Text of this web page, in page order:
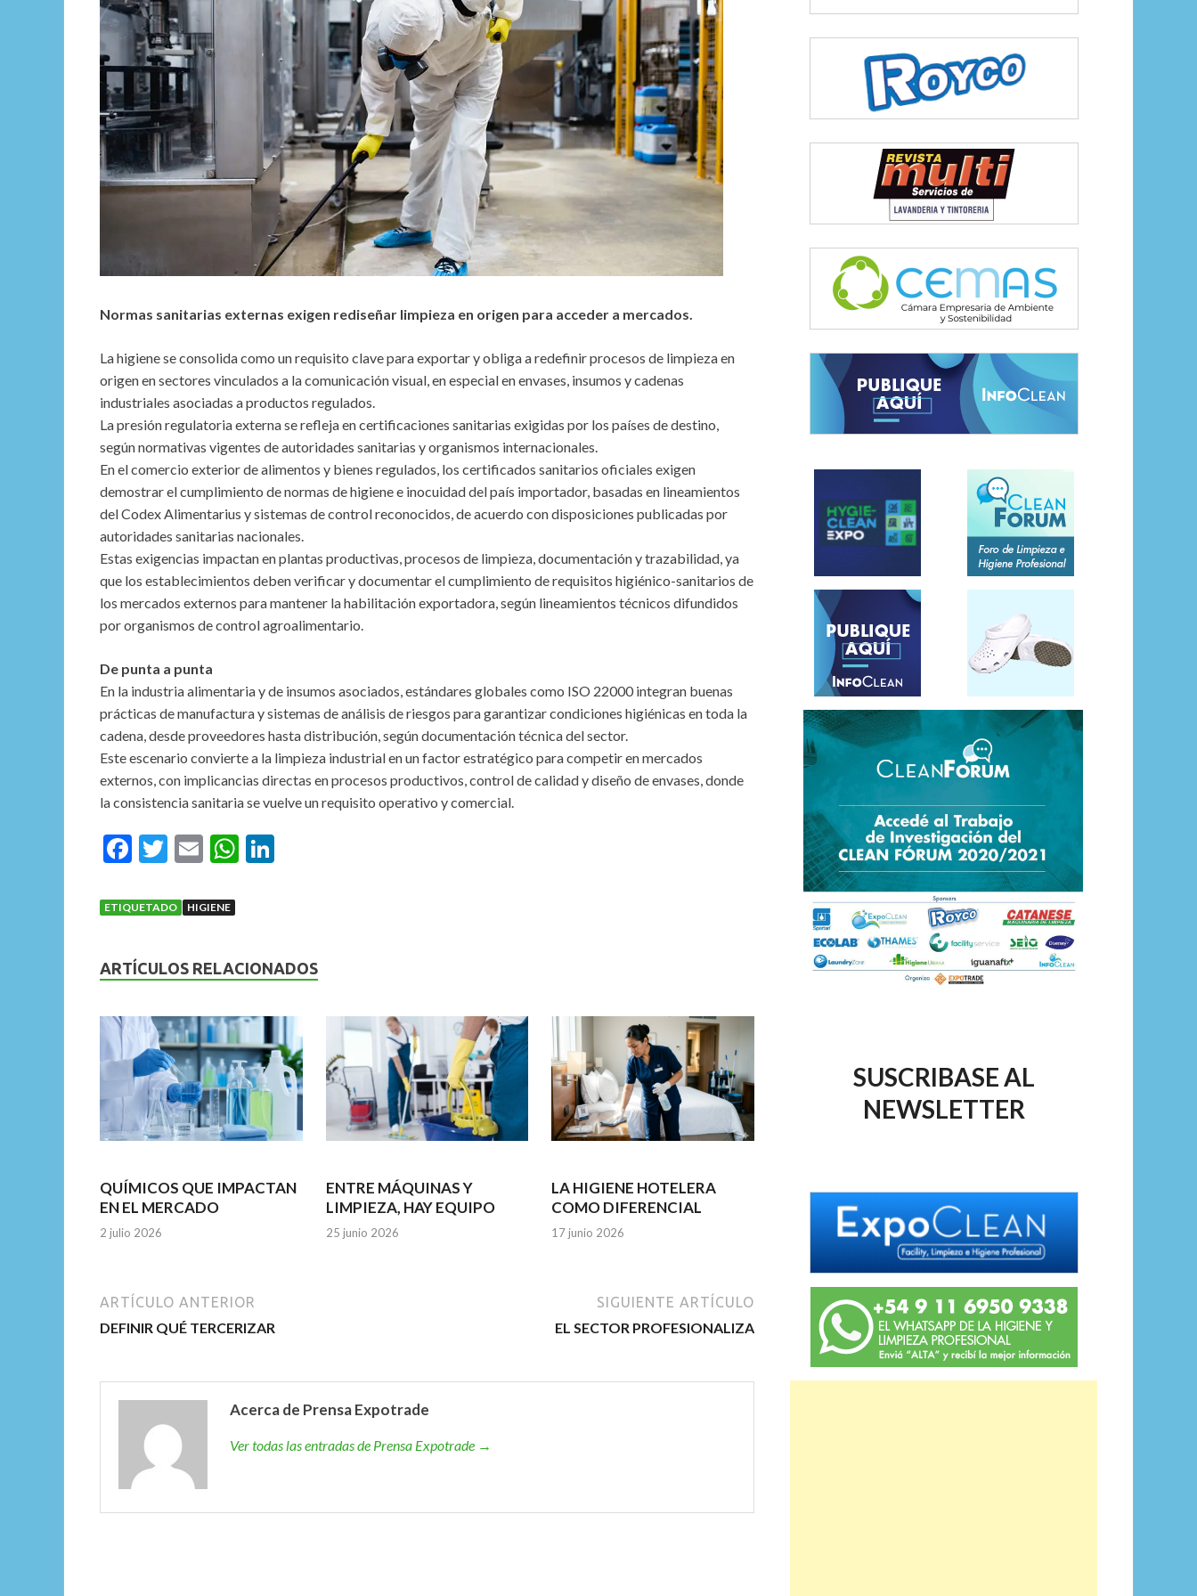
Normas sanitarias externas exigen rediseñar limpieza en origen para acceder a mercados.
La higiene se consolida como un requisito clave para exportar y obliga a redefinir procesos de limpieza en
origen en sectores vinculados a la comunicación visual, en especial en envases, insumos y cadenas
industriales asociadas a productos regulados.
La presión regulatoria externa se refleja en certificaciones sanitarias exigidas por los países de destino,
según normativas vigentes de autoridades sanitarias y organismos internacionales.
En el comercio exterior de alimentos y bienes regulados, los certificados sanitarios oficiales exigen
demostrar el cumplimiento de normas de higiene e inocuidad del país importador, basadas en lineamientos
del Codex Alimentarius y sistemas de control reconocidos, de acuerdo con disposiciones publicadas por
autoridades sanitarias nacionales.
Estas exigencias impactan en plantas productivas, procesos de limpieza, documentación y trazabilidad, ya
que los establecimientos deben verificar y documentar el cumplimiento de requisitos higiénico-sanitarios de
los mercados externos para mantener la habilitación exportadora, según lineamientos técnicos difundidos
por organismos de control agroalimentario.
De punta a punta
En la industria alimentaria y de insumos asociados, estándares globales como ISO 22000 integran buenas
prácticas de manufactura y sistemas de análisis de riesgos para garantizar condiciones higiénicas en toda la
cadena, desde proveedores hasta distribución, según documentación técnica del sector.
Este escenario convierte a la limpieza industrial en un factor estratégico para competir en mercados
externos, con implicancias directas en procesos productivos, control de calidad y diseño de envases, donde
la consistencia sanitaria se vuelve un requisito operativo y comercial.
F
e
o
o
k
T
itt
E
ai
W
A
p
p
n
ETIQUETADO HIGIENE
ARTÍCULOS RELACIONADOS
QUÍMICOS QUE IMPACTAN
EN EL MERCADO
2 julio 2026
ENTRE MÁQUINAS Y
LIMPIEZA, HAY EQUIPO
25 junio 2026
LA HIGIENE HOTELERA
COMO DIFERENCIAL
17 junio 2026
ARTÍCULO ANTERIOR
DEFINIR QUÉ TERCERIZAR
SIGUIENTE ARTÍCULO
EL SECTOR PROFESIONALIZA
Acerca de Prensa Expotrade
Ver todas las entradas de Prensa Expotrade →
SUSCRIBASE AL
NEWSLETTER